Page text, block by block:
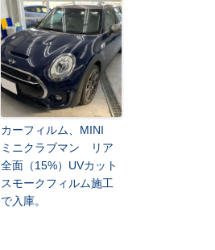
カーフィルム、MINI
ミニクラブマン リア
全面（15%）UVカット
スモークフィルム施工
で入庫。